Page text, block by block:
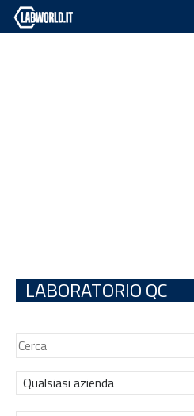
LABORATORIO QC
Qualsiasi azienda